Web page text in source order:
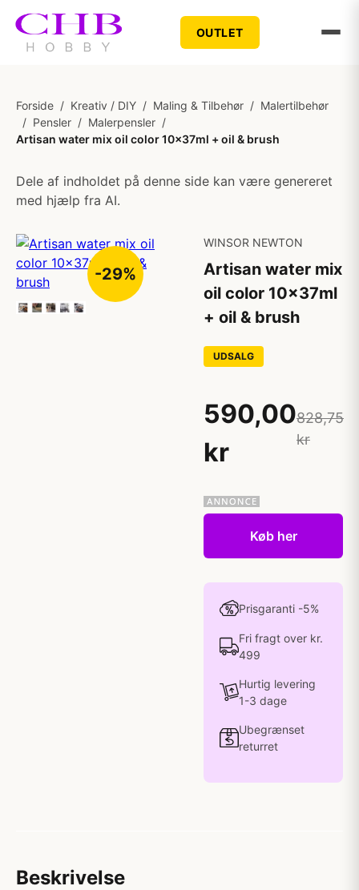
OUTLET
Forside / Kreativ / DIY / Maling & Tilbehør / Malertilbehør
/ Pensler / Malerpensler /
Artisan water mix oil color 10x37ml + oil & brush
Dele af indholdet på denne side kan være genereret
med hjælp fra AI.
-29%
WINSOR NEWTON
Artisan water mix
oil color 10x37ml
+ oil & brush
UDSALG
590,00
kr
828,75
kr
Køb her
Prisgaranti -5%
Fri fragt over kr.
499
Hurtig levering
1-3 dage
Ubegrænset
returret
Beskrivelse